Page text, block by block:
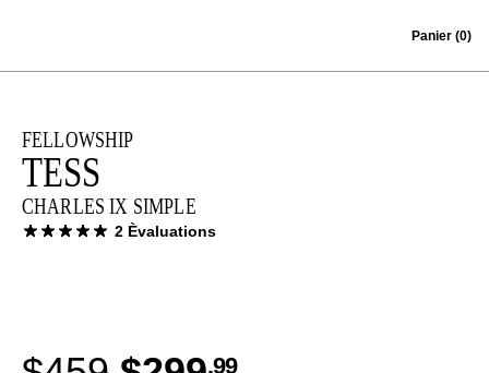
Panier (0)
FELLOWSHIP
TESS
CHARLES IX SIMPLE
2 Èvaluations
.99